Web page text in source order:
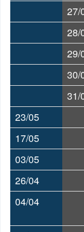
27/
28/
29/
30/
31/
23/05
17/05
03/05
26/04
04/04